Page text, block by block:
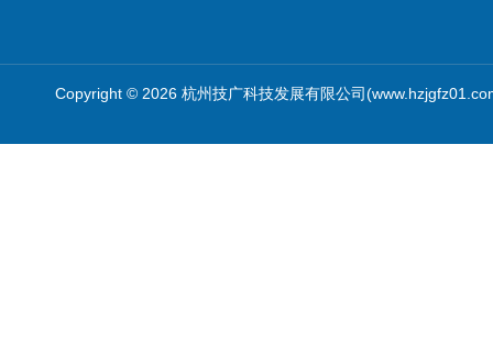
Copyright © 2026 杭州技广科技发展有限公司